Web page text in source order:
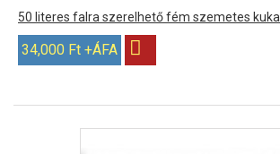
50 literes falra szerelhető fém szemetes kuka
34,000 Ft +ÁFA